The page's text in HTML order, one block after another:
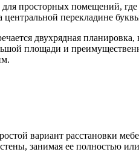
просторных помещений, где
центральной перекладине
двухрядная
площади и
вариант расстановки
занимая ее полностью